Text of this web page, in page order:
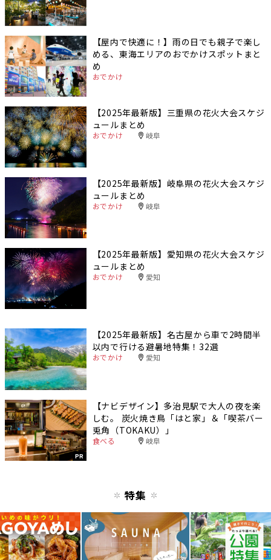
【屋内で快適に！】雨の日でも親子で楽し
める、東海エリアのおでかけスポットまと
め
おでかけ
【2025年最新版】三重県の花火大会スケジ
ュールまとめ
おでかけ 岐阜
【2025年最新版】岐阜県の花火大会スケジ
ュールまとめ
おでかけ 岐阜
【2025年最新版】愛知県の花火大会スケジ
ュールまとめ
おでかけ 愛知
【2025年最新版】名古屋から車で2時間半
以内で行ける避暑地特集！32選
おでかけ 愛知
PR
【ナビデザイン】多治見駅で大人の夜を楽
しむ。 炭火焼き鳥「はと家」＆「喫茶バー
兎角（TOKAKU）」
食べる 岐阜
特集